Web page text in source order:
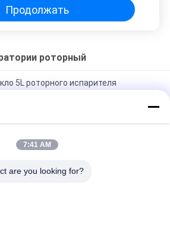
Продолжать
роторный
5L роторного испарителя
CBD Distillar вакуума
лаборатории
distillator glass vertical tube
7:41 AM
are you looking for?